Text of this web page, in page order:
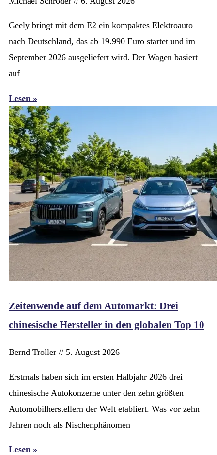
Geely bringt mit dem E2 ein kompaktes Elektroauto
nach Deutschland, das ab 19.990 Euro startet und im
September 2026 ausgeliefert wird. Der Wagen basiert
auf
Lesen »
Zeitenwende auf dem Automarkt: Drei
chinesische Hersteller in den globalen Top 10
Bernd Troller 5. August 2026
Erstmals haben sich im ersten Halbjahr 2026 drei
chinesische Autokonzerne unter den zehn größten
Automobilherstellern der Welt etabliert. Was vor zehn
Jahren noch als Nischenphänomen
Lesen »